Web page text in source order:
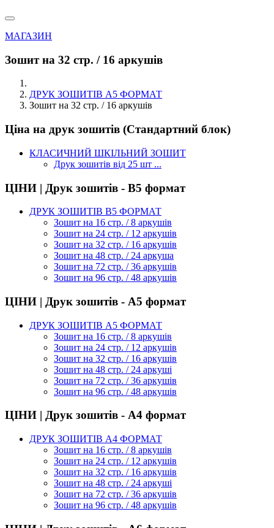
МАГАЗИН
Зошит на 32 стр. / 16 аркушів
ДРУК ЗОШИТІВ А5 ФОРМАТ
Зошит на 32 стр. / 16 аркушів
Ціна на друк зошитів (Стандартний блок)
КЛАСИЧНИЙ ШКІЛЬНИЙ ЗОШИТ
Друк зошитів від 25 шт ...
ЦІНИ | Друк зошитів - В5 формат
ДРУК ЗОШИТІВ В5 ФОРМАТ
Зошит на 16 стр. / 8 аркушів
Зошит на 24 стр. / 12 аркушів
Зошит на 32 стр. / 16 аркушів
Зошит на 48 стр. / 24 аркуша
Зошит на 72 стр. / 36 аркушів
Зошит на 96 стр. / 48 аркушів
ЦІНИ | Друк зошитів - А5 формат
ДРУК ЗОШИТІВ А5 ФОРМАТ
Зошит на 16 стр. / 8 аркушів
Зошит на 24 стр. / 12 аркушів
Зошит на 32 стр. / 16 аркушів
Зошит на 48 стр. / 24 аркуші
Зошит на 72 стр. / 36 аркушів
Зошит на 96 стр. / 48 аркушів
ЦІНИ | Друк зошитів - А4 формат
ДРУК ЗОШИТІВ А4 ФОРМАТ
Зошит на 16 стр. / 8 аркушів
Зошит на 24 стр. / 12 аркушів
Зошит на 32 стр. / 16 аркушів
Зошит на 48 стр. / 24 аркуші
Зошит на 72 стр. / 36 аркушів
Зошит на 96 стр. / 48 аркушів